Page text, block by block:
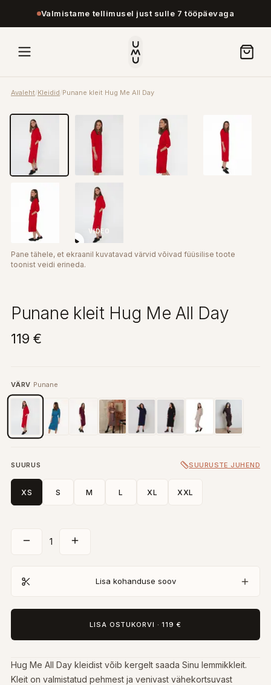
Valmistame tellimusel just sulle 7 tööpäevaga
Avaleht/Kleidid/Punane kleit Hug Me All Day
VIDEO
Pane tähele, et ekraanil kuvatavad värvid võivad füüsilise toote
toonist veidi erineda.
Punane kleit Hug Me All Day
119 €
VÄRV Punane
SUURUS SUURUSTE JUHEND
XS S M L XL XXL
1
Lisa kohanduse soov
LISA OSTUKORVI ·119 €
Hug Me All Day kleidist võib kergelt saada Sinu lemmikkleit.
Kleit on valmistatud pehmest ja venivast vähekortsuvast